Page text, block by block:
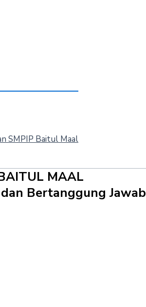
SMPIP Baitul Maal
MAAL
Bertanggung Jawab